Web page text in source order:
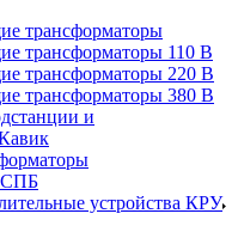
трансформаторы
трансформаторы 110 В
трансформаторы 220 В
трансформаторы 380 В
и
СПБ
устройства КРУ